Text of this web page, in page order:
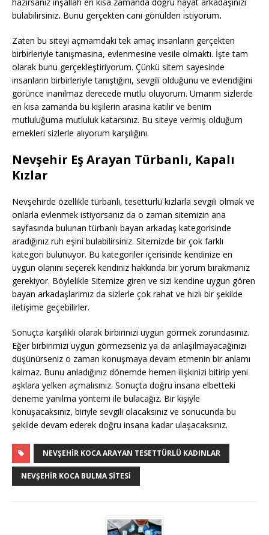
bulabilirsiniz. Bunu gerçekten canı gönülden istiyorum.
Zaten bu siteyi açmamdaki tek amaç insanların gerçekten
birbirleriyle tanışmasına, evlenmesine vesile olmaktı. İşte tam
olarak bunu gerçekleştiriyorum. Çünkü sitem sayesinde
insanların birbirleriyle tanıştığını, sevgili olduğunu ve evlendiğini
görünce inanılmaz derecede mutlu oluyorum. Umarım sizlerde
en kısa zamanda bu kişilerin arasına katılır ve benim
mutluluğuma mutluluk katarsınız. Bu siteye vermiş olduğum
emekleri sizlerle alıyorum karşılığını.
Nevşehir Eş Arayan Türbanlı, Kapalı
Kızlar
Nevşehirde özellikle türbanlı, tesettürlü kızlarla sevgili olmak ve
onlarla evlenmek istiyorsanız da o zaman sitemizin ana
sayfasında bulunan türbanlı bayan arkadaş kategorisinde
aradığınız ruh eşini bulabilirsiniz. Sitemizde bir çok farklı
kategori bulunuyor. Bu kategoriler içerisinde kendinize en
uygun olanını seçerek kendiniz hakkında bir yorum bırakmanız
gerekiyor. Böylelikle Sitemize giren ve sizi kendine uygun gören
bayan arkadaşlarımız da sizlerle çok rahat ve hızlı bir şekilde
iletişime geçebilirler.
Sonuçta karşılıklı olarak birbirinizi uygun görmek zorundasınız.
Eğer birbirimizi uygun görmezseniz ya da anlaşılmayacağınızı
düşünürseniz o zaman konuşmaya devam etmenin bir anlamı
kalmaz. Bunu anladığınız dönemde hemen ilişkinizi bitirip yeni
aşklara yelken açmalısınız. Sonuçta doğru insana elbetteki
deneme yanılma yöntemi ile bulacağız. Bir kişiyle
konuşacaksınız, biriyle sevgili olacaksınız ve sonucunda bu
şekilde devam ederek doğru insana kadar ulaşacaksınız.
NEVŞEHIR KOCA ARAYAN TESETTÜRLÜ KADINLAR
NEVŞEHIR KOCA BULMA SITESI